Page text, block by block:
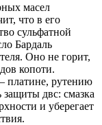
масел
что в его
сульфатной
Бардаль
Оно не горит,
копоти.
платине, рутению
двс: смазка
и уберегает